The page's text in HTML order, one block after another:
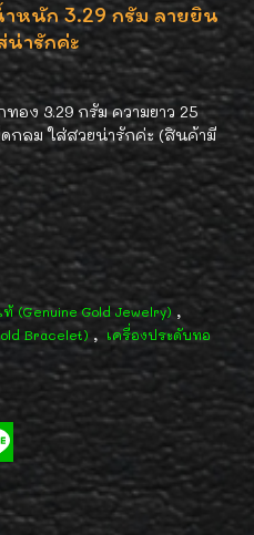
ำหนัก 3.29 กรัม ลายยิน
ารักค่ะ
อง 3.29 กรัม ความยาว 25
กลม ใส่สวยน่ารักค่ะ (สินค้ามี
(Genuine Gold Jewelry) ,
Bracelet) , เครื่องประดับทอ